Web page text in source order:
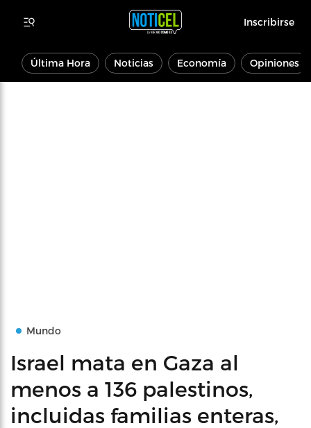
Inscribirse
Última Hora Noticias Economía Opiniones
Mundo
Israel mata en Gaza al
menos a 136 palestinos,
incluidas familias enteras,